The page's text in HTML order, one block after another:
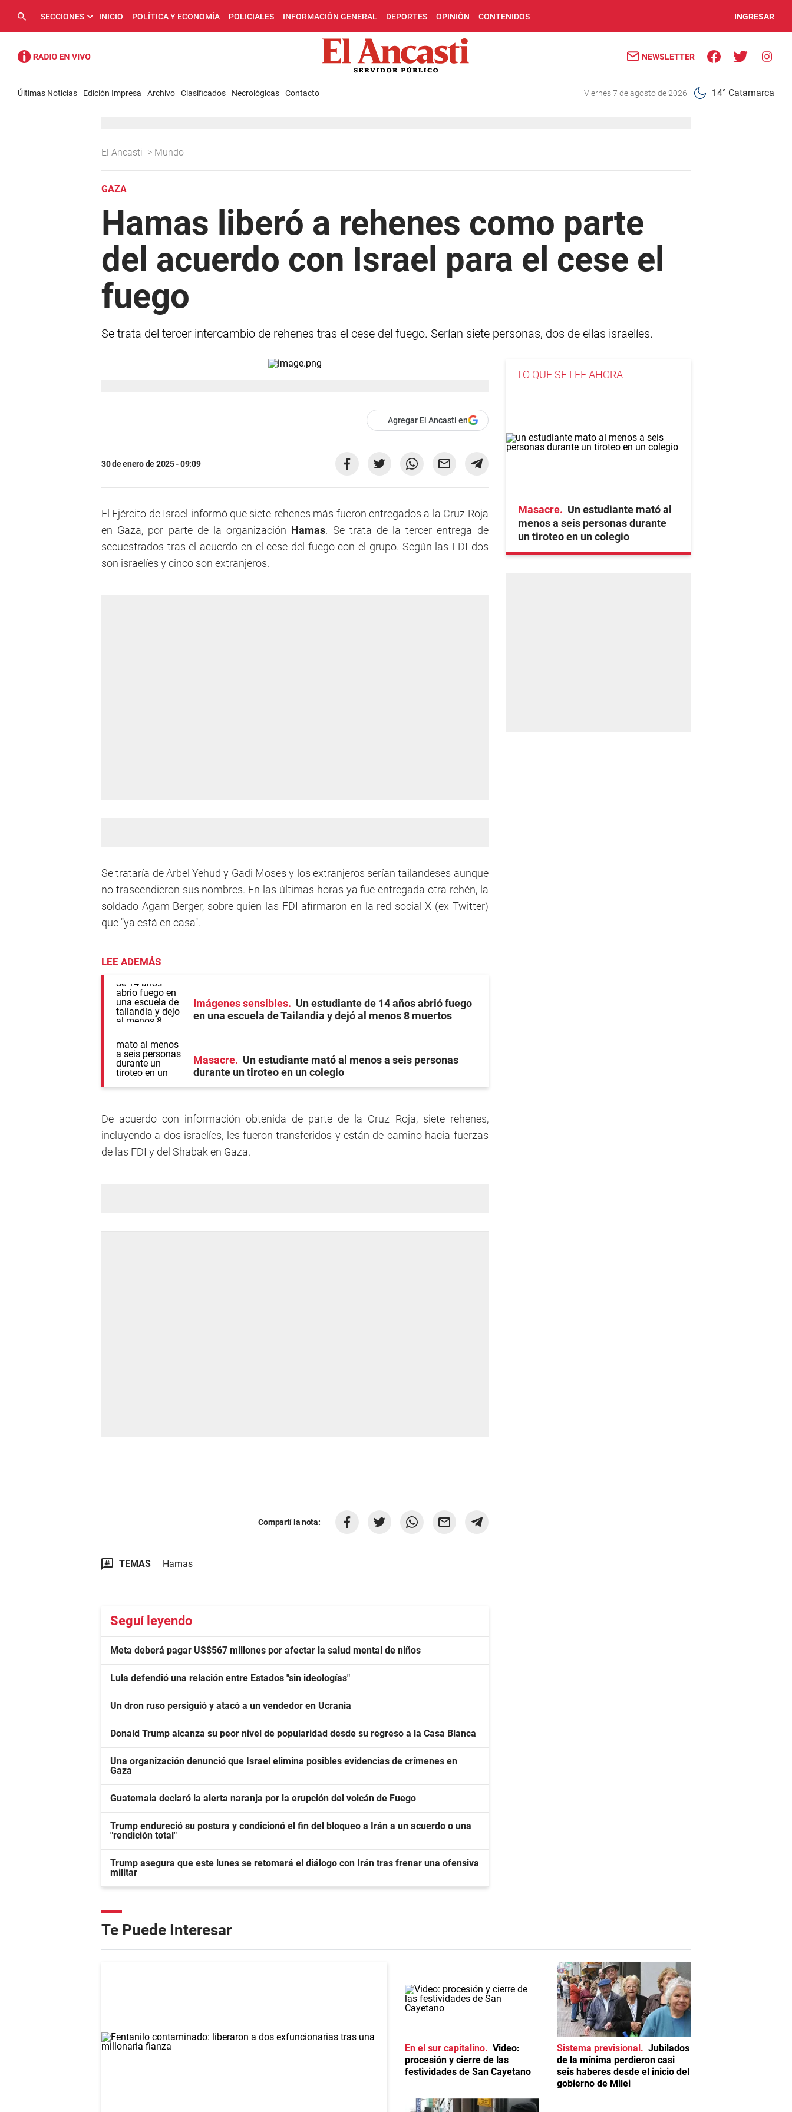
SECCIONES INICIO POLÍTICA Y ECONOMÍA POLICIALES INFORMACIÓN GENERAL DEPORTES OPINIÓN CONTENIDOS INGRESAR
NEWSLETTER
Últimas Noticias Edición Impresa Archivo Clasificados Necrológicas Contacto viernes 7 de agosto de 2026 14° Catamarca
El Ancasti > Mundo
GAZA
Hamas liberó a rehenes como parte
del acuerdo con Israel para el cese el
fuego
Se trata del tercer intercambio de rehenes tras el cese del fuego. Serían siete personas, dos de ellas israelíes.
Agregar El Ancasti en
30 de enero de 2025 - 09:09
El Ejército de Israel informó que siete rehenes más fueron entregados a la Cruz Roja
en Gaza, por parte de la organización Hamas. Se trata de la tercer entrega de
secuestrados tras el acuerdo en el cese del fuego con el grupo. Según las FDI dos
son israelíes y cinco son extranjeros.
Se trataría de Arbel Yehud y Gadi Moses y los extranjeros serían tailandeses aunque
no trascendieron sus nombres. En las últimas horas ya fue entregada otra rehén, la
soldado Agam Berger, sobre quien las FDI afirmaron en la red social X (ex Twitter)
que "ya está en casa".
LEE ADEMÁS
Imágenes sensibles
Un estudiante de 14 años abrió fuego
en una escuela de Tailandia y dejó al menos 8 muertos
Masacre
Un estudiante mató al menos a seis personas
durante un tiroteo en un colegio
De acuerdo con información obtenida de parte de la Cruz Roja, siete rehenes,
incluyendo a dos israelíes, les fueron transferidos y están de camino hacia fuerzas
de las FDI y del Shabak en Gaza.
Compartí la nota:
TEMAS Hamas
Seguí leyendo
Meta deberá pagar US$567 millones por afectar la salud mental de niños
Lula defendió una relación entre Estados "sin ideologías"
Un dron ruso persiguió y atacó a un vendedor en Ucrania
Donald Trump alcanza su peor nivel de popularidad desde su regreso a la Casa Blanca
Una organización denunció que Israel elimina posibles evidencias de crímenes en
Gaza
Guatemala declaró la alerta naranja por la erupción del volcán de Fuego
Trump endureció su postura y condicionó el fin del bloqueo a Irán a un acuerdo o una
"rendición total"
Trump asegura que este lunes se retomará el diálogo con Irán tras frenar una ofensiva
militar
LO QUE SE LEE AHORA
Masacre
Un estudiante mató al
menos a seis personas durante
un tiroteo en un colegio
Te Puede Interesar
En el sur capitalino
Video:
procesión y cierre de las
festividades de San Cayetano
Sistema previsional
Jubilados
de la mínima perdieron casi
seis haberes desde el inicio del
gobierno de Milei